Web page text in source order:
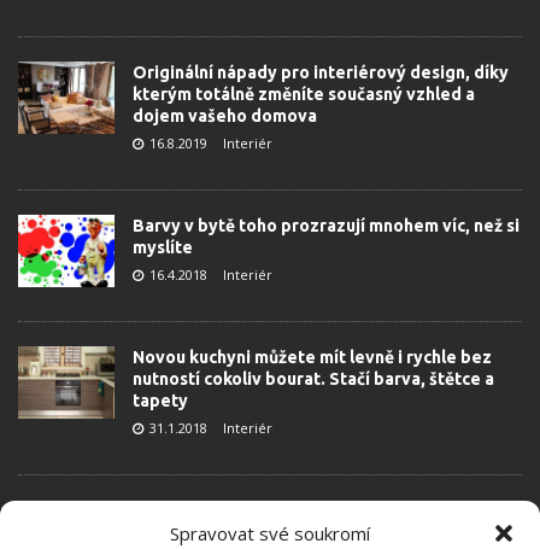
Spravovat své soukromí
Originální nápady pro interiérový design, díky
kterým totálně změníte současný vzhled a
dojem vašeho domova
16.8.2019 Interiér
Barvy v bytě toho prozrazují mnohem víc, než si
myslíte
16.4.2018 Interiér
Novou kuchyni můžete mít levně i rychle bez
nutností cokoliv bourat. Stačí barva, štětce a
tapety
31.1.2018 Interiér